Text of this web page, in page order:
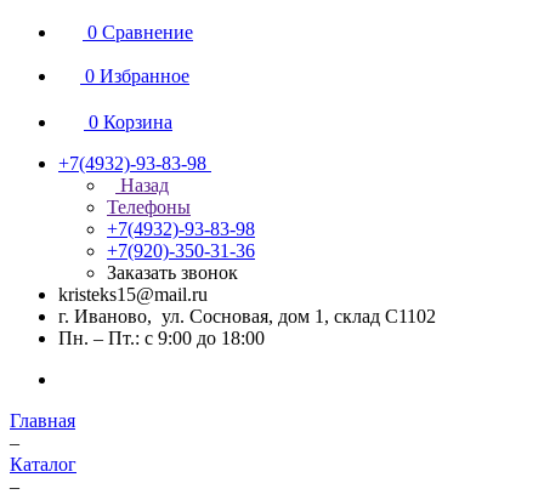
0 Сравнение
0 Избранное
0 Корзина
+7(4932)-93-83-98
Назад
Телефоны
+7(4932)-93-83-98
+7(920)-350-31-36
Заказать звонок
kristeks15@mail.ru
г. Иваново, ул. Сосновая, дом 1, склад С1102
Пн. – Пт.: с 9:00 до 18:00
Главная
–
Каталог
–